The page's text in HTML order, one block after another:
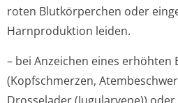
roten Blutkörperchen oder
Harnproduktion leiden.
– bei Anzeichen eines erhöhten
(Kopfschmerzen,